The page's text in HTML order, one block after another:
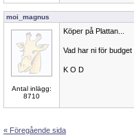
moi_magnus
Antal inlägg:
8710
Köper på Plattan...
Vad har ni för
K O D
« Föregående sida